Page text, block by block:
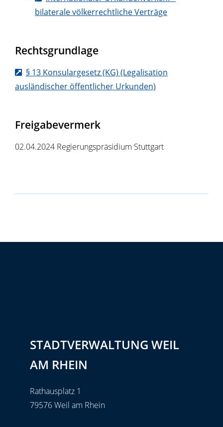
bilaterale völkerrechtliche Verträge
Rechtsgrundlage
§ 13 Konsulargesetz (KG) (Legalisation
ausländischer öffentlicher Urkunden)
Freigabevermerk
02.04.2024 Regierungspräsidium Stuttgart
STADTVERWALTUNG WEIL
AM RHEIN
Rathausplatz 1
79576 Weil am Rhein